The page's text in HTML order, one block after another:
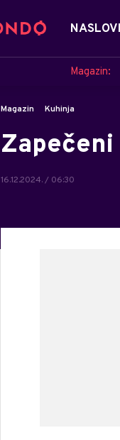
Magazin:
Magazin Kuhinja
16.12.2024. / 06:30